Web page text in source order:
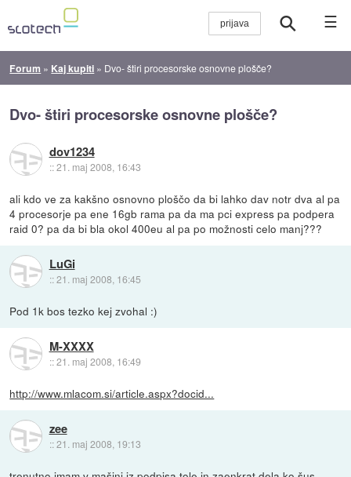
☰
Forum » Kaj kupiti » Dvo- štiri procesorske osnovne plošče?
Dvo- štiri procesorske osnovne plošče?
dov1234
::21. maj 2008, 16:43
ali kdo ve za kakšno osnovno ploščo da bi lahko dav notr dva al pa
4 procesorje pa ene 16gb rama pa da ma pci express pa podpera
raid 0? pa da bi bla okol 400eu al pa po možnosti celo manj???
LuGi
::21. maj 2008, 16:45
Pod 1k bos tezko kej zvohal :)
M-XXXX
::21. maj 2008, 16:49
http://www.mlacom.si/article.aspx?docid...
zee
::21. maj 2008, 19:13